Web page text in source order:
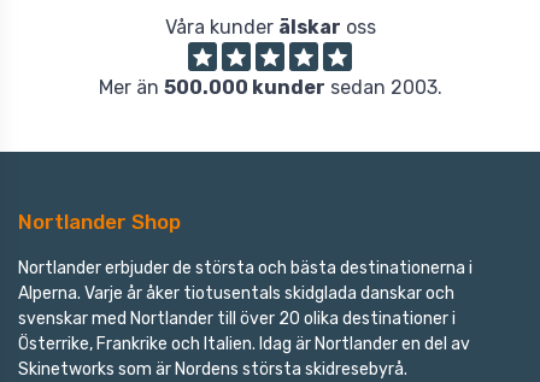
Våra kunder älskar oss
Mer än 500.000 kunder sedan 2003.
Nortlander Shop
Nortlander erbjuder de största och bästa destinationerna i
Alperna. Varje år åker tiotusentals skidglada danskar och
svenskar med Nortlander till över 20 olika destinationer i
Österrike, Frankrike och Italien. Idag är Nortlander en del av
Skinetworks som är Nordens största skidresebyrå.